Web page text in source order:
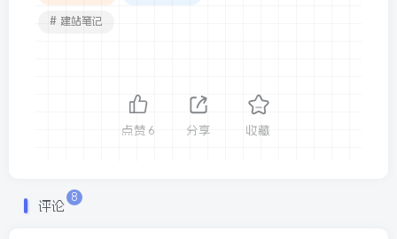
# 建站笔记
点赞 6 分享 收藏
评论
8